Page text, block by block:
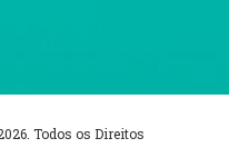
Todos os Direitos